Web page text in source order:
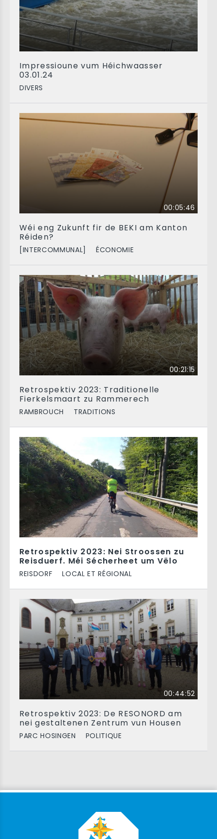
Impressioune vum Héichwaasser
03.01.24
DIVERS
00:05:46
Wéi eng Zukunft fir de BEKI am Kanton
Réiden?
[INTERCOMMUNAL] ÉCONOMIE
00:21:15
Retrospektiv 2023: Traditionelle
Fierkelsmaart zu Rammerech
RAMBROUCH TRADITIONS
Retrospektiv 2023: Nei Stroossen zu
Reisduerf. Méi Sécherheet um Vëlo
REISDORF LOCAL ET RÉGIONAL
00:44:52
Retrospektiv 2023: De RESONORD am
nei gestaltenen Zentrum vun Housen
PARC HOSINGEN POLITIQUE